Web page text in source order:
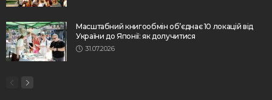
Масштабний книгообмін об’єднає 10 локацій від
України до Японії: як долучитися
31.07.2026